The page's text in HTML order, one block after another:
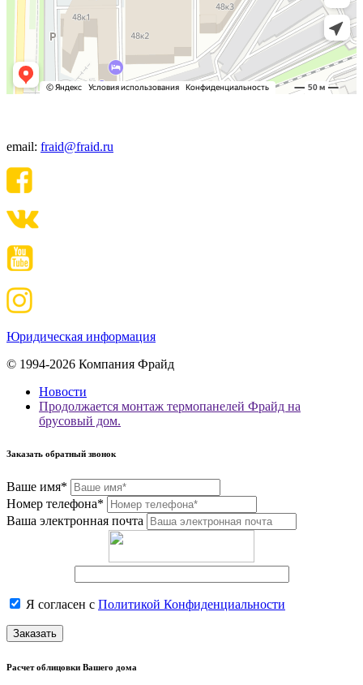
email: fraid@fraid.ru
Юридическая информация
© 1994-2026 Компания Фрайд
Новости
Продолжается монтаж термопанелей Фрайд на
брусовый дом.
Заказать обратный звонок
Ваше имя*
Номер телефона*
Ваша электронная почта
Я согласен с Политикой Конфиденциальности
Заказать
Расчет облицовки Вашего дома